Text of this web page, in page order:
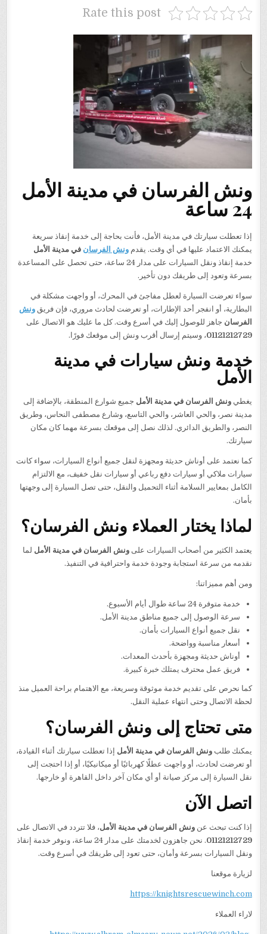
Rate this post
ونش الفرسان في مدينة الأمل
24 ساعة
إذا تعطلت سيارتك في مدينة الأمل، فأنت بحاجة إلى خدمة إنقاذ سريعة
يمكنك الاعتماد عليها في أي وقت. يقدمونش الفرسان في مدينة الأمل
خدمة إنقاذ ونقل السيارات على مدار 24 ساعة، حتى تحصل على المساعدة
بسرعة وتعود إلى طريقك دون تأخير.
سواء تعرضت السيارة لعطل مفاجئ في المحرك، أو واجهت مشكلة في
البطارية، أو انفجر أحد الإطارات، أو تعرضت لحادث مروري، فإن فريقونش
الفرسان جاهز للوصول إليك في أسرع وقت. كل ما عليك هو الاتصال على
01121212729، وسيتم إرسال أقرب ونش إلى موقعك فورًا.
خدمة ونش سيارات في مدينة
الأمل
يغطيونش الفرسان في مدينة الأمل جميع شوارع المنطقة، بالإضافة إلى
مدينة نصر، والحي العاشر، والحي التاسع، وشارع مصطفى النحاس، وطريق
النصر، والطريق الدائري. لذلك نصل إلى موقعك بسرعة مهما كان مكان
سيارتك.
كما نعتمد على أوناش حديثة ومجهزة لنقل جميع أنواع السيارات، سواء كانت
سيارات ملاكي أو سيارات دفع رباعي أو سيارات نقل خفيف، مع الالتزام
الكامل بمعايير السلامة أثناء التحميل والنقل، حتى تصل السيارة إلى وجهتها
بأمان.
لماذا يختار العملاء ونش الفرسان؟
يعتمد الكثير من أصحاب السيارات علىونش الفرسان في مدينة الأمل لما
نقدمه من سرعة استجابة وجودة خدمة واحترافية في التنفيذ.
ومن أهم مميزاتنا:
خدمة متوفرة 24 ساعة طوال أيام الأسبوع.
سرعة الوصول إلى جميع مناطق مدينة الأمل.
نقل جميع أنواع السيارات بأمان.
أسعار مناسبة وواضحة.
أوناش حديثة ومجهزة بأحدث المعدات.
فريق عمل محترف يمتلك خبرة كبيرة.
كما نحرص على تقديم خدمة موثوقة وسريعة، مع الاهتمام براحة العميل منذ
لحظة الاتصال وحتى انتهاء عملية النقل.
متى تحتاج إلى ونش الفرسان؟
يمكنك طلبونش الفرسان في مدينة الأمل إذا تعطلت سيارتك أثناء القيادة،
أو تعرضت لحادث، أو واجهت عطلًا كهربائيًا أو ميكانيكيًا، أو إذا احتجت إلى
نقل السيارة إلى مركز صيانة أو أي مكان آخر داخل القاهرة أو خارجها.
اتصل الآن
إذا كنت تبحث عنونش الفرسان في مدينة الأمل، فلا تتردد في الاتصال على
01121212729
. نحن جاهزون لخدمتك على مدار 24 ساعة، ونوفر خدمة إنقاذ
ونقل السيارات بسرعة وأمان، حتى تعود إلى طريقك في أسرع وقت.
لزيارة موقعنا
https://knightsrescuewinch.com
لاراء العملاء